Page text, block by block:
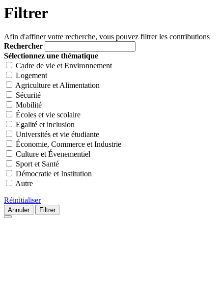
Filtrer
Afin d'affiner votre recherche, vous pouvez filtrer les contributions
Rechercher
Sélectionnez une thématique
Cadre de vie et Environnement
Logement
Agriculture et Alimentation
Sécurité
Mobilité
Écoles et vie scolaire
Egalité et inclusion
Universités et vie étudiante
Économie, Commerce et Industrie
Culture et Évenementiel
Sport et Santé
Démocratie et Institution
Autre
Réinitialiser
Annuler Filtrer